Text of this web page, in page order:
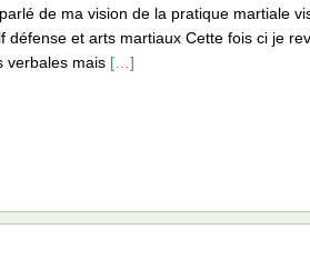
de ma vision de la pratique martiale
défense et arts martiaux Cette fois ci je
verbales mais […]